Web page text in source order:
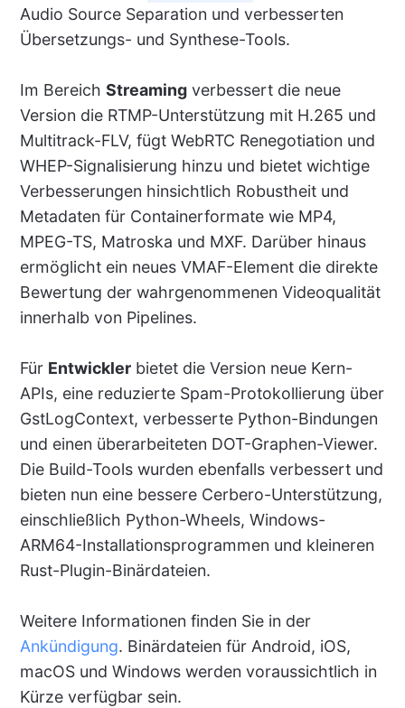
Audio Source Separation und verbesserten
Übersetzungs- und Synthese-Tools.
Im Bereich Streamingverbessert die neue
Version die RTMP-Unterstützung mit H.265 und
Multitrack-FLV, fügt WebRTC Renegotiation und
WHEP-Signalisierung hinzu und bietet wichtige
Verbesserungen hinsichtlich Robustheit und
Metadaten für Containerformate wie MP4,
MPEG-TS, Matroska und MXF. Darüber hinaus
ermöglicht ein neues VMAF-Element die direkte
Bewertung der wahrgenommenen Videoqualität
innerhalb von Pipelines.
Für Entwicklerbietet die Version neue Kern-
APIs, eine reduzierte Spam-Protokollierung über
GstLogContext, verbesserte Python-Bindungen
und einen überarbeiteten DOT-Graphen-Viewer.
Die Build-Tools wurden ebenfalls verbessert und
bieten nun eine bessere Cerbero-Unterstützung,
einschließlich Python-Wheels, Windows-
ARM64-Installationsprogrammen und kleineren
Rust-Plugin-Binärdateien.
Weitere Informationen finden Sie in der
Ankündigung. Binärdateien für Android, iOS,
macOS und Windows werden voraussichtlich in
Kürze verfügbar sein.